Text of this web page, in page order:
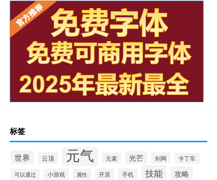
标签
世界 云顶 元气 元素 光芒 剑网 卡丁车
可以通过 小游戏 属性 开原 手机 技能 攻略